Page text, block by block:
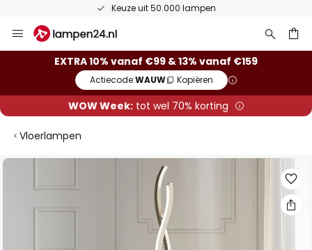
Keuze uit 50.000 lampen
naar
EXTRA 10% vanaf €99 & 13% vanaf €159
Actiecode:WAUW Kopiëren
WOW Week:tot wel 70% korting
Vloerlampen
Ga